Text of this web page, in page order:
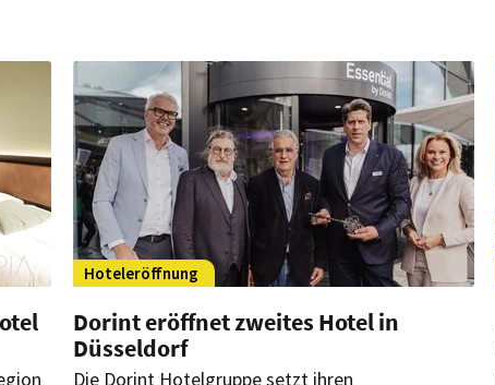
Hoteleröffnung
Dorint eröffnet zweites Hotel in
Düsseldorf
Die Dorint Hotelgruppe setzt ihren